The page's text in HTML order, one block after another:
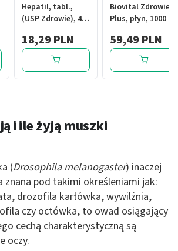
Hepatil, tabl.,
(USP Zdrowie), 40
18,29 PLN
Biovital Zdrowie
Plus, płyn, 1000 ml
59,49 PLN
i ile żyją muszki
(Drosophila melanogaster) inaczej
znana pod takimi określeniami jak:
drozofila karłówka, wywilżnia,
czy octówka, to owad osiągający
cechą charakterystyczną są
oczy.